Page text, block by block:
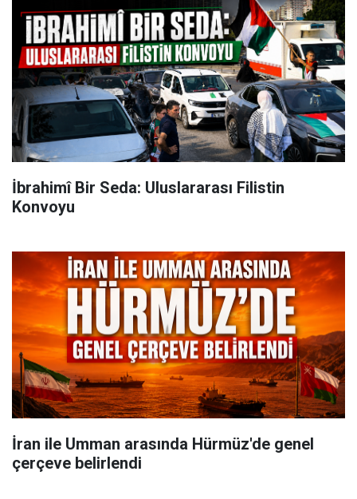
İbrahimî Bir Seda: Uluslararası Filistin
Konvoyu
İran ile Umman arasında Hürmüz'de genel
çerçeve belirlendi